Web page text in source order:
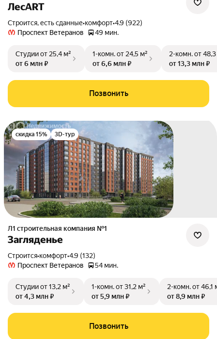
ЛесART
Строится, есть сданные•комфорт•4.9 (922)
Проспект Ветеранов
49 мин.
Студииот 25,4 м²
от 6 млн ₽
1-комн.от 24,5 м²
от 6,6 млн ₽
2-комн.от
от 13,3 млн ₽
Позвонить
скидка 15% 3D-тур
Л1 cтроительная компания №1
Загляденье
Строится•комфорт•4.9 (132)
Проспект Ветеранов
54 мин.
Студииот 13,2 м²
от 4,3 млн ₽
1-комн.от 31,2 м²
от 5,9 млн ₽
2-комн.от 46,1
от 8,9 млн ₽
Позвонить